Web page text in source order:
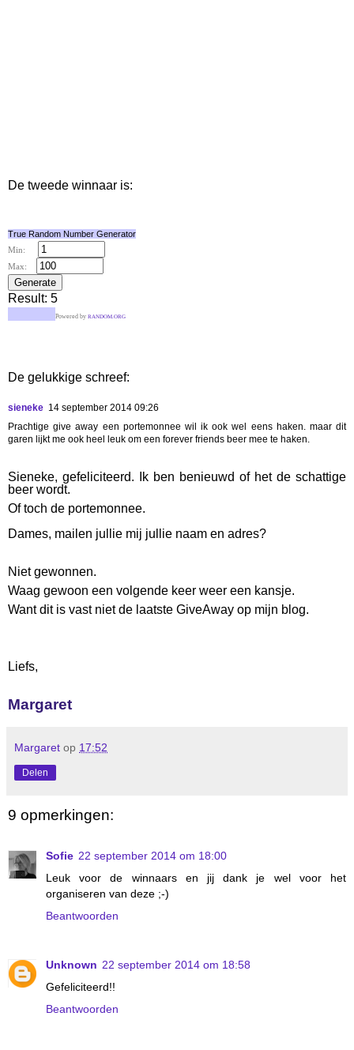
De tweede winnaar is:
True Random Number Generator
Min:
Max:
Result: 5
Powered by RANDOM.ORG
De gelukkige schreef:
sieneke 14 september 2014 09:26
Prachtige give away een portemonnee wil ik ook wel eens haken. maar dit
garen lijkt me ook heel leuk om een forever friends beer mee te haken.
Sieneke, gefeliciteerd. Ik ben benieuwd of het de schattige
beer wordt.
Of toch de portemonnee.
Dames, mailen jullie mij jullie naam en adres?
Niet gewonnen.
Waag gewoon een volgende keer weer een kansje.
Want dit is vast niet de laatste GiveAway op mijn blog.
Liefs,
Margaret
Margaret op 17:52
Delen
9 opmerkingen:
Sofie 22 september 2014 om 18:00
Leuk voor de winnaars en jij dank je wel voor het
organiseren van deze ;-)
Beantwoorden
Unknown 22 september 2014 om 18:58
Gefeliciteerd!!
Beantwoorden